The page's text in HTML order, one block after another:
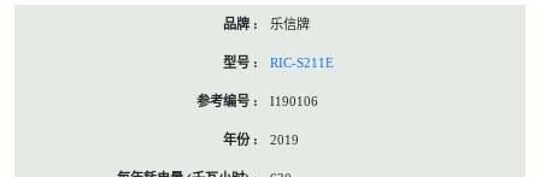
乐信牌
RIC-S211E
I190106
2019